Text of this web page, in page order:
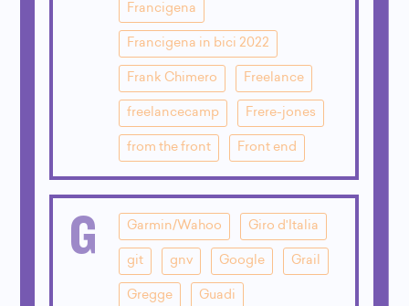
Francigena
Francigena in bici 2022
Frank Chimero Freelance
freelancecamp Frere-jones
from the front Front end
G Garmin/Wahoo Giro d'Italia
git gnv Google Grail
Gregge Guadi